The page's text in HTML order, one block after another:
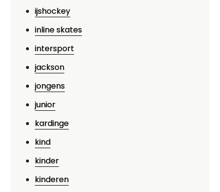
ijshockey
inline skates
intersport
jackson
jongens
junior
kardinge
kind
kinder
kinderen